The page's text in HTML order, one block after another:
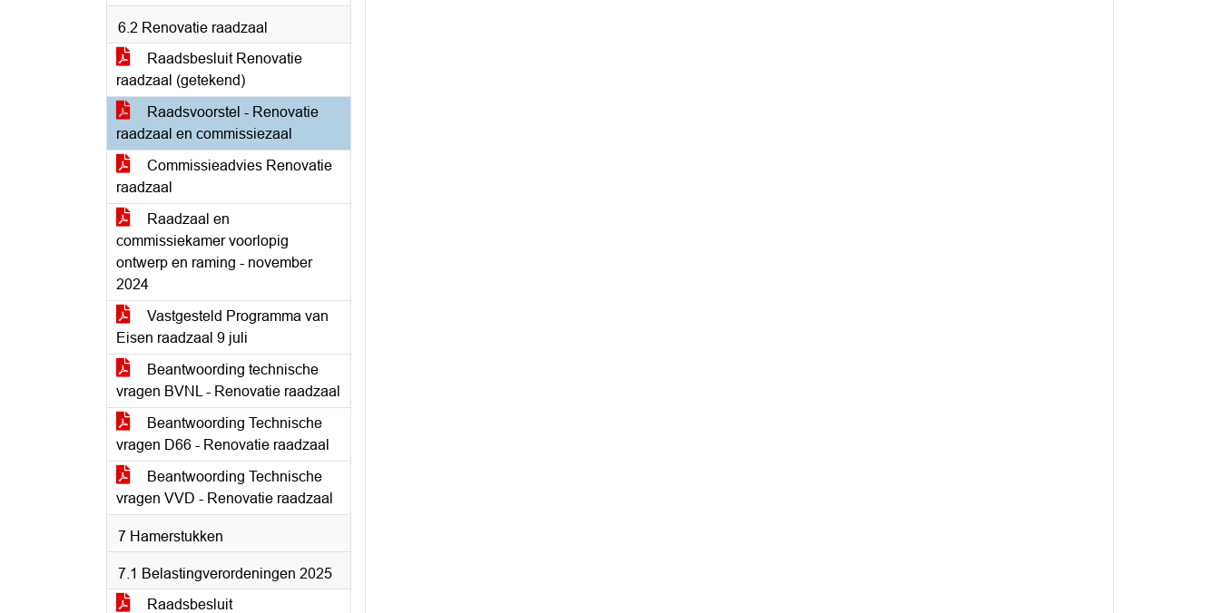
6.2 Renovatie raadzaal
Raadsbesluit Renovatie
raadzaal (getekend)
Raadsvoorstel - Renovatie
raadzaal en commissiezaal
Commissieadvies Renovatie
raadzaal
Raadzaal en
commissiekamer voorlopig
ontwerp en raming - november
2024
Vastgesteld Programma van
Eisen raadzaal 9 juli
Beantwoording technische
vragen BVNL - Renovatie raadzaal
Beantwoording Technische
vragen D66 - Renovatie raadzaal
Beantwoording Technische
vragen VVD - Renovatie raadzaal
7 Hamerstukken
7.1 Belastingverordeningen 2025
Raadsbesluit